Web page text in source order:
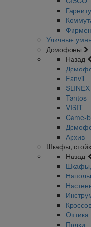
Уличные
Домофоны
Назад
Fanvil
SLINEX
Tantos
VISIT
Came-
Архив
Шкафы,
Назад
Шкафы,
Оптика
Полки